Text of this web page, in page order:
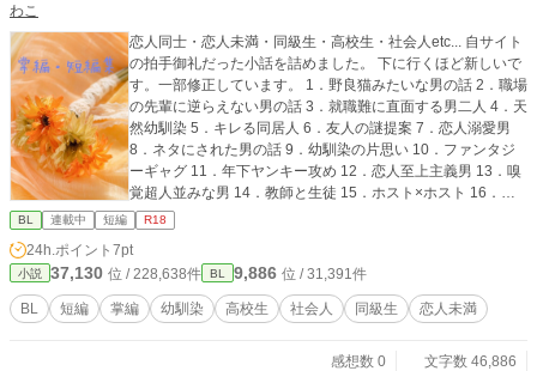
わこ
恋人同士・恋人未満・同級生・高校生・社会人etc... 自サイト
の拍手御礼だった小話を詰めました。 下に行くほど新しいで
す。一部修正しています。 1．野良猫みたいな男の話 2．職場
の先輩に逆らえない男の話 3．就職難に直面する男二人 4．天
然幼馴染 5．キレる同居人 6．友人の謎提案 7．恋人溺愛男
8．ネタにされた男の話 9．幼馴染の片思い 10．ファンタジ
ーギャグ 11．年下ヤンキー攻め 12．恋人至上主義男 13．嗅
覚超人並みな男 14．教師と生徒 15．ホスト×ホスト 16．捕
食系情事 17．タチネコ争い 18．堅物男との同居生活 表紙画
像はぱくたそ様(www.pakutaso.com)よりお借りしています。
BL 連載中 短編 R18
24h.ポイント 7pt
小説 37,130 位 / 228,638件 BL 9,886 位 / 31,391件
BL 短編 掌編 幼馴染 高校生 社会人 同級生 恋人未満
感想数 0
文字数 46,886